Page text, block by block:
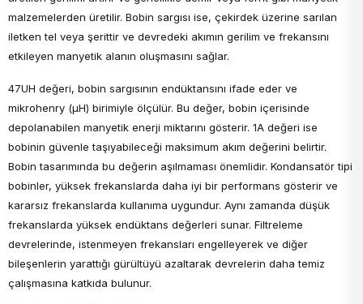
malzemelerden üretilir. Bobin sargısı ise, çekirdek üzerine sarılan
iletken tel veya şerittir ve devredeki akımın gerilim ve frekansını
etkileyen manyetik alanın oluşmasını sağlar.
47UH değeri, bobin sargısının endüktansını ifade eder ve
mikrohenry (µH) birimiyle ölçülür. Bu değer, bobin içerisinde
depolanabilen manyetik enerji miktarını gösterir. 1A değeri ise
bobinin güvenle taşıyabileceği maksimum akım değerini belirtir.
Bobin tasarımında bu değerin aşılmaması önemlidir. Kondansatör tipi
bobinler, yüksek frekanslarda daha iyi bir performans gösterir ve
kararsız frekanslarda kullanıma uygundur. Aynı zamanda düşük
frekanslarda yüksek endüktans değerleri sunar. Filtreleme
devrelerinde, istenmeyen frekansları engelleyerek ve diğer
bileşenlerin yarattığı gürültüyü azaltarak devrelerin daha temiz
çalışmasına katkıda bulunur.